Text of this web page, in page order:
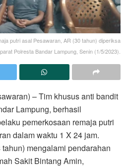
putri asal Pesawaran, AR (30 tahun) diperiksa
Polresta Bandar Lampung, Senin (1/5/2023).
– Tim khusus anti bandit
Lampung, berhasil
pemerkosaan remaja putri
dalam waktu 1 X 24 jam.
mengalami pendarahan
Sakit Bintang Amin,